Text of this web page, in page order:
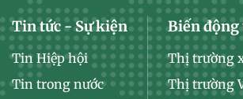
Tin tức - Sự kiện
Tin Hiệp hội
Tin trong nước
Biến
Thị trường
Thị trường